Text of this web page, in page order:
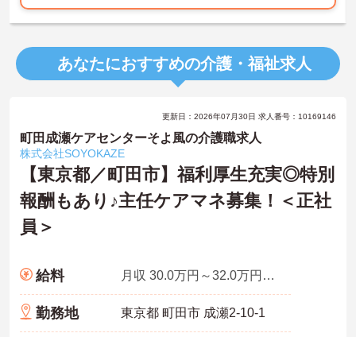
あなたにおすすめの介護・福祉求人
更新日：2026年07月30日 求人番号：10169146
町田成瀬ケアセンターそよ風の介護職求人
株式会社SOYOKAZE
【東京都／町田市】福利厚生充実◎特別
報酬もあり♪主任ケアマネ募集！＜正社
員＞
給料 月収 30.0万円～32.0万円諸手当含む金額。基本給は年齢、職歴、学歴により算出。
勤務地 東京都 町田市 成瀬2-10-1